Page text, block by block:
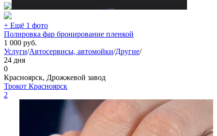
+ Ещё 1 фото
Полировка фар бронирование пленкой
1 000 руб.
Услуги/Автосервисы, автомойки/Другие/
24 дня
0
Красноярск, Дрожжевой завод
Трокот Красноярск
2